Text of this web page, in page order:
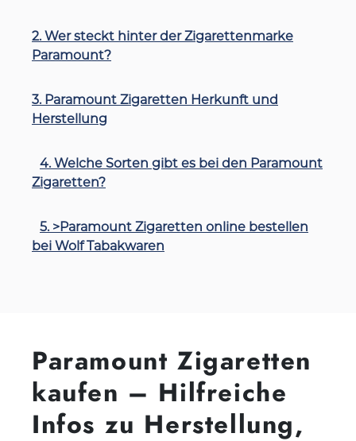
2. Wer steckt hinter der Zigarettenmarke
Paramount?
3. Paramount Zigaretten Herkunft und
Herstellung
4. Welche Sorten gibt es bei den Paramount
Zigaretten?
5. >Paramount Zigaretten online bestellen
bei Wolf Tabakwaren
Paramount Zigaretten
kaufen – Hilfreiche
Infos zu Herstellung,